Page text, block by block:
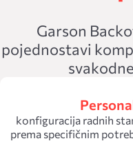
Garson Backoffice je dizajniran da
pojednostavi
konfiguracija radnih
prema specifičnim